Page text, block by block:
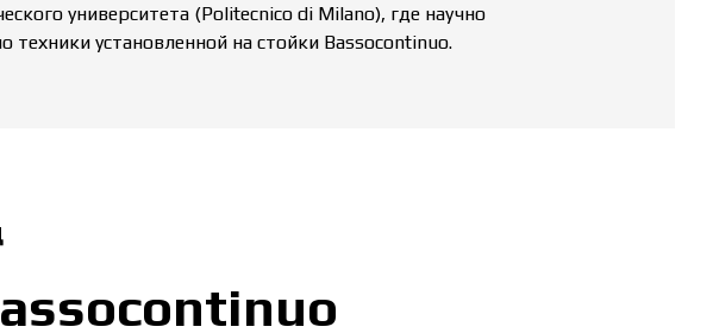
университета (Politecnico di Milano), где научно
техники установленной на стойки Bassocontinuo.